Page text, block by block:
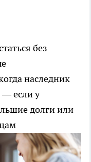
без
наследник
— если у
долги или